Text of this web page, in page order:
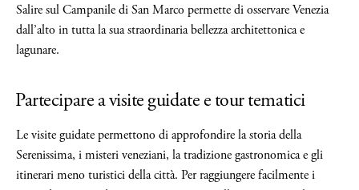
Salire sul Campanile di San Marco permette di osservare Venezia
dall’alto in tutta la sua straordinaria bellezza architettonica e
lagunare.
Partecipare a visite guidate e tour tematici
Le visite guidate permettono di approfondire la storia della
Serenissima, i misteri veneziani, la tradizione gastronomica e gli
itinerari meno turistici della città. Per raggiungere facilmente i